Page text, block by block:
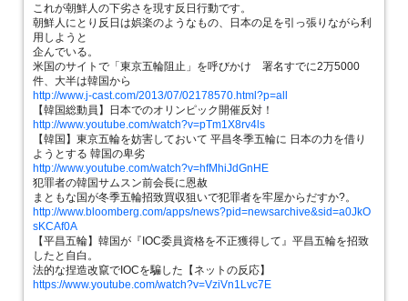
これが朝鮮人の下劣さを現す反日行動です。
朝鮮人にとり反日は娯楽のようなもの、日本の足を引っ張りながら利
用しようと
企んでいる。
米国のサイトで「東京五輪阻止」を呼びかけ 署名すでに2万5000
件、大半は韓国から
http://www.j-cast.com/2013/07/02178570.html?p=all
【韓国総動員】日本でのオリンピック開催反対！
http://www.youtube.com/watch?v=pTm1X8rv4ls
【韓国】東京五輪を妨害しておいて 平昌冬季五輪に 日本の力を借り
ようとする 韓国の卑劣
http://www.youtube.com/watch?v=hfMhiJdGnHE
犯罪者の韓国サムスン前会長に恩赦
まともな国が冬季五輪招致買収狙いで犯罪者を牢屋からだすか?。
http://www.bloomberg.com/apps/news?pid=newsarchive&sid=a0JkO
sKCAf0A
【平昌五輪】韓国が『IOC委員資格を不正獲得して』平昌五輪を招致
したと自白。
法的な捏造改竄でIOCを騙した【ネットの反応】
https://www.youtube.com/watch?v=VziVn1Lvc7E